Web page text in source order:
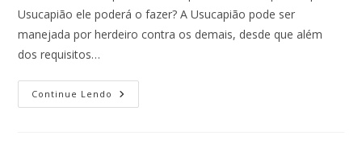
Usucapião ele poderá o fazer? A Usucapião pode ser
manejada por herdeiro contra os demais, desde que além
dos requisitos…
Continue Lendo